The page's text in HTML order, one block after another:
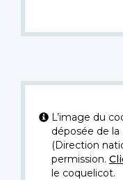
L’image du
déposée de
(Direction
permission.
le coquelicot.